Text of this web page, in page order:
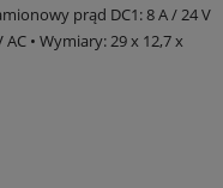
prąd DC1: 8 A / 24 V
• Wymiary: 29 x 12,7 x